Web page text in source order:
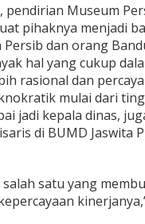
pendirian Museum
pihaknya menjadi
Persib dan orang
hal yang cukup
rasional dan
mulai dari
jadi kepala dinas,
di BUMD Jaswita
satu yang